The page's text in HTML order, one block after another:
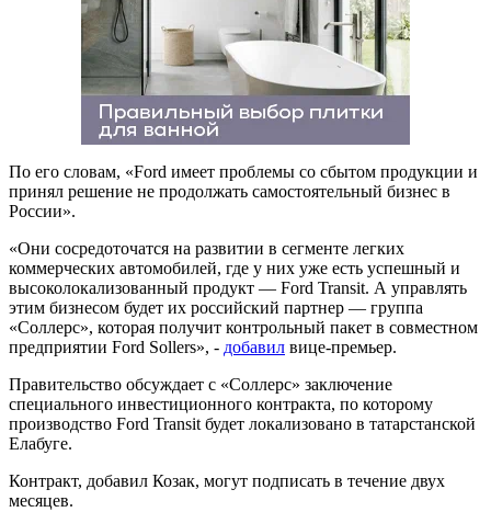
По его словам, «Ford имеет проблемы со сбытом продукции и
принял решение не продолжать самостоятельный бизнес в
России».
«Они сосредоточатся на развитии в сегменте легких
коммерческих автомобилей, где у них уже есть успешный и
высоколокализованный продукт — Ford Transit. А управлять
этим бизнесом будет их российский партнер — группа
«Соллерс», которая получит контрольный пакет в совместном
предприятии Ford Sollers», - добавил вице-премьер.
Правительство обсуждает с «Соллерс» заключение
специального инвестиционного контракта, по которому
производство Ford Transit будет локализовано в татарстанской
Елабуге.
Контракт, добавил Козак, могут подписать в течение двух
месяцев.